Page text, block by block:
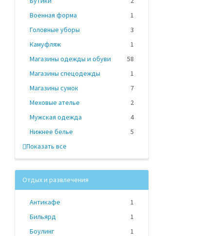
Военная форма
1
Головные уборы
3
Камуфляж
1
Магазины одежды и обуви
58
Магазины спецодежды
1
Магазины сумок
7
Меховые ателье
2
Мужская одежда
4
Нижнее белье
5
Показать все
Отдых и развлечения
Антикафе
1
Бильярд
1
Боулинг
1